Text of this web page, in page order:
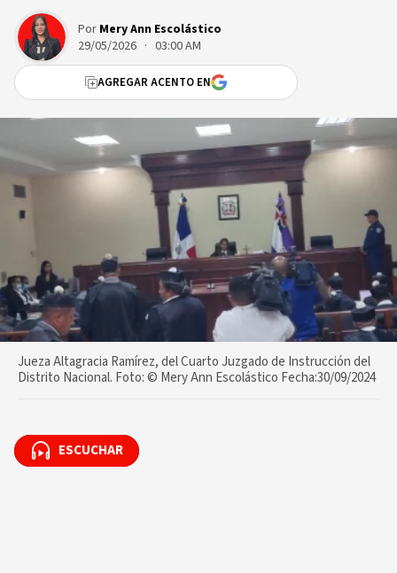
Por Mery Ann Escolástico
29/05/2026 · 03:00 AM
AGREGAR ACENTO EN
Jueza Altagracia Ramírez, del Cuarto Juzgado de Instrucción del
Distrito Nacional. Foto: © Mery Ann Escolástico Fecha:30/09/2024
ESCUCHAR
ESCUCHAR